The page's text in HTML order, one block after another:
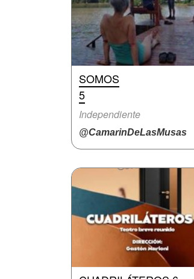
SOMOS
5
Independiente
@CamarinDeLasMusas